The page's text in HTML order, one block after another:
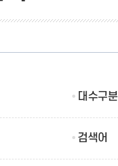
대수구분
검색어